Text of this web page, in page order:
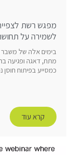
מפגש רשת
לשמירה על
בימים אלה של משבר
מתח, דאגה ופגיעה
כמסייע בפיתוח
קרא עוד